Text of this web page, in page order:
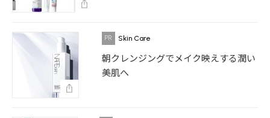
Skin Care
朝クレンジングでメイク映えする潤い
美肌へ